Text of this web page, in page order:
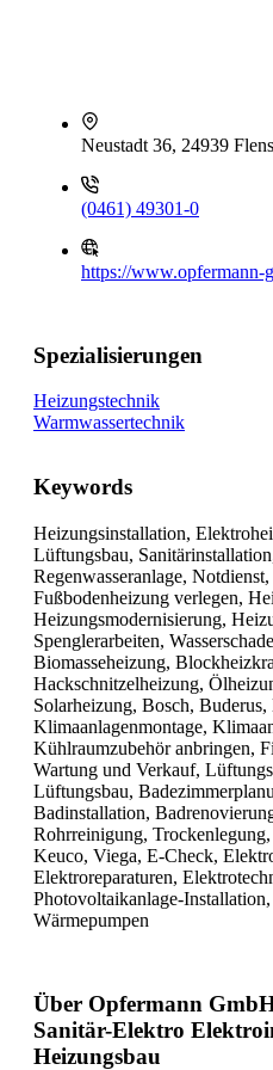
Neustadt 36, 24939
(0461) 49301-0
https://www.opfermann-
Spezialisierungen
Heizungstechnik
Warmwassertechnik
Keywords
Heizungsinstallation,
Lüftungsbau,
Regenwasseranlage,
Fußbodenheizung verlegen,
Heizungsmodernisierung,
Spenglerarbeiten,
Biomasseheizung,
Hackschnitzelheizung,
Solarheizung, Bosch,
Klimaanlagenmontage,
Kühlraumzubehör anbringen,
Wartung und Verkauf,
Lüftungsbau,
Badinstallation,
Rohrreinigung,
Keuco, Viega, E-Check,
Elektroreparaturen,
Photovoltaikanlage-
Wärmepumpen
Über Opfermann
Sanitär-Elektro
Heizungsbau